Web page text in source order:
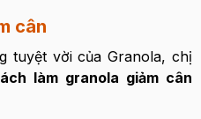
cân
tuyệt vời của Granola, chị
làm granola giảm cân